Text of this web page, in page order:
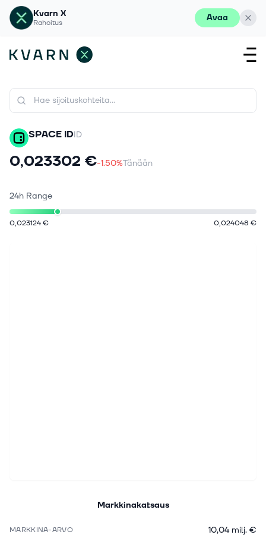
Kvarn X
Rahoitus Avaa
SPACE IDID
0,023302 €-1.50%Tänään
24h Range
0,023124 € 0,024048 €
Markkinakatsaus
MARKKINA-ARVO 10,04 milj. €